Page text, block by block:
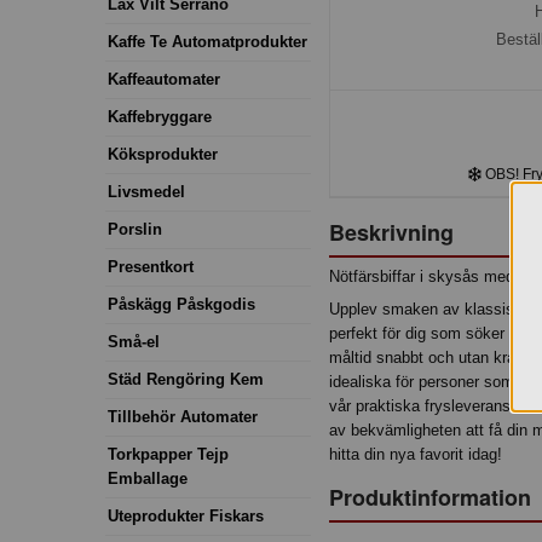
Lax Vilt Serrano
Kaffe Te Automatprodukter
Kaffeautomater
Kaffebryggare
Köksprodukter
Livsmedel
Porslin
Presentkort
Påskägg Påskgodis
Små-el
Städ Rengöring Kem
Tillbehör Automater
Torkpapper Tejp
Emballage
Uteprodukter Fiskars
OBS!
Beskrivning
Nötfärsbiffar i skysås med
Upplev smaken av klassisk
perfekt för dig som söker en
måltid snabbt och utan
idealiska för personer som
vår praktiska frysleverans.
av bekvämligheten att få din
hitta din nya favorit idag!
Produktinformation